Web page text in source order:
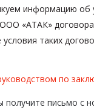
информацию об
«АТАК» договора
таких
по
получите письмо с